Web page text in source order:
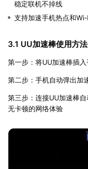
稳定联机不掉线
支持加速手机热点和
3.1 UU加速棒使用方法
第一步：将UU加速棒插入
第二步：手机自动弹出加
第三步：连接UU加速棒
无卡顿的网络体验